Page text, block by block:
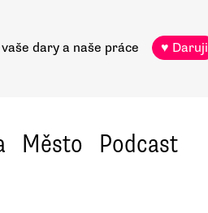
dary a naše práce ♥ Daruji
Město Podcast